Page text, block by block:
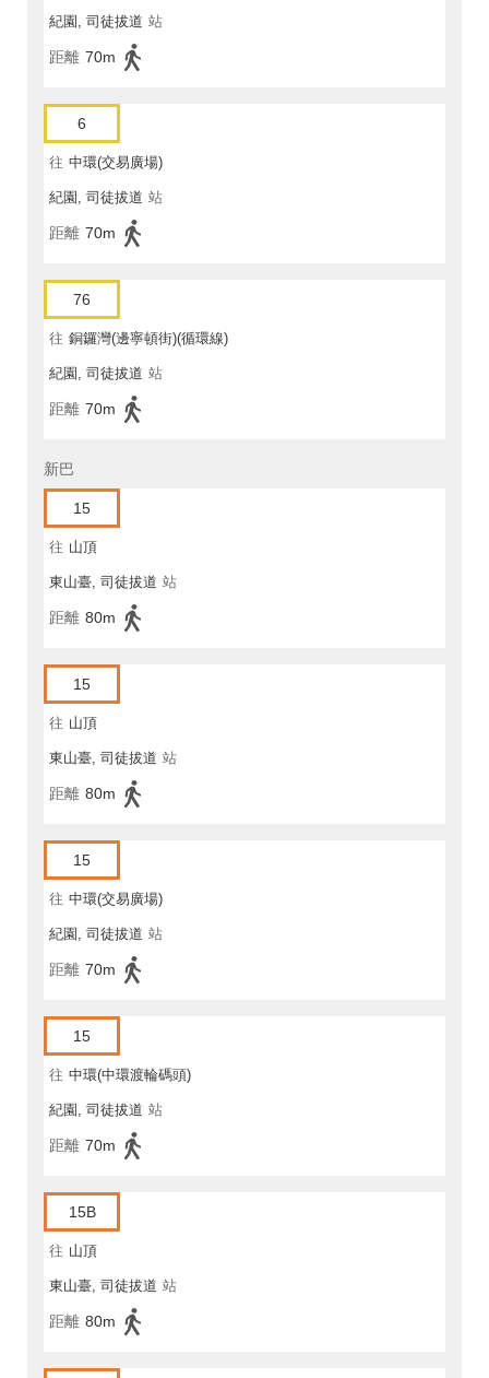
紀園, 司徒拔道 站
距離 70m
6
往 中環(交易廣場)
紀園, 司徒拔道 站
距離 70m
76
往 銅鑼灣(邊寧頓街)(循環線)
紀園, 司徒拔道 站
距離 70m
新巴
15
往 山頂
東山臺, 司徒拔道 站
距離 80m
15
往 山頂
東山臺, 司徒拔道 站
距離 80m
15
往 中環(交易廣場)
紀園, 司徒拔道 站
距離 70m
15
往 中環(中環渡輪碼頭)
紀園, 司徒拔道 站
距離 70m
15B
往 山頂
東山臺, 司徒拔道 站
距離 80m